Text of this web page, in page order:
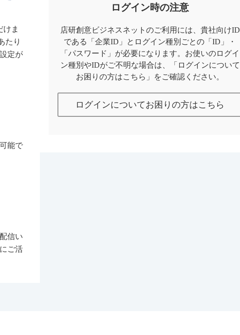
けま
たり
定が
能で
信い
ご活
ログイン時の注意
店研創意ビジネスネットのご利用には、貴社向けID
である「企業ID」とログイン種別ごとの「ID」・
「パスワード」が必要になります。お使いのログイ
ン種別やIDがご不明な場合は、「ログインについて
お困りの方はこちら」をご確認ください。
ログインについてお困りの方はこちら